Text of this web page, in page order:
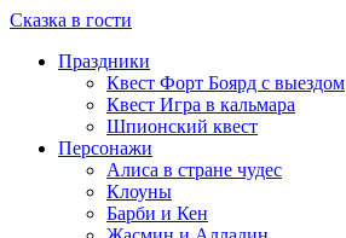
Сказка в гости
Праздники
Квест Форт Боярд с выездом
Квест Игра в кальмара
Шпионский квест
Персонажи
Алиса в стране чудес
Клоуны
Барби и Кен